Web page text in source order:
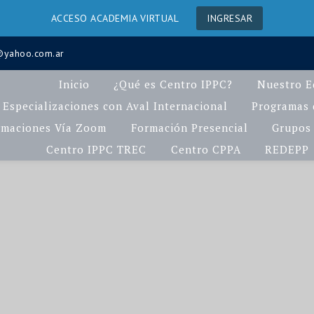
ACCESO ACADEMIA VIRTUAL INGRESAR
Inicio ¿Qué es Centro IPPC?
Nuestro
Especializaciones con Aval Internacional
Vía Zoom
Formación Presencial
Centro IPPC TREC
Centro CPPA REDEPP